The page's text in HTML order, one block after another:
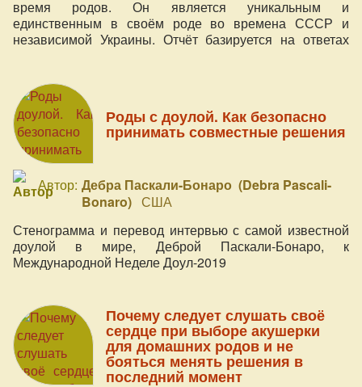
время родов. Он является уникальным и
единственным в своём роде во времена СССР и
независимой Украины. Отчёт базируется на ответах
Роды с доулой. Как безопасно
принимать совместные решения
Автор: Дебра Паскали-Бонаро (Debra Pascali-
Bonaro) США
Стенограмма и перевод интервью с самой известной
доулой в мире, Деброй Паскали-Бонаро, к
Международной Неделе Доул-2019
Почему следует слушать своё
сердце при выборе акушерки
для домашних родов и не
бояться менять решения в
последний момент